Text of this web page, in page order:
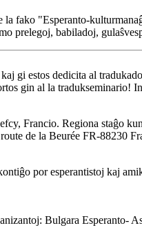
la fako "Esperanto-
prelegoj, babiladoj,
gi estos dedicita al
gin al la tradukseminario!
Francio. Regiona staĝo
de la Beurée FR-88230
por esperantistoj kaj
Bulgara